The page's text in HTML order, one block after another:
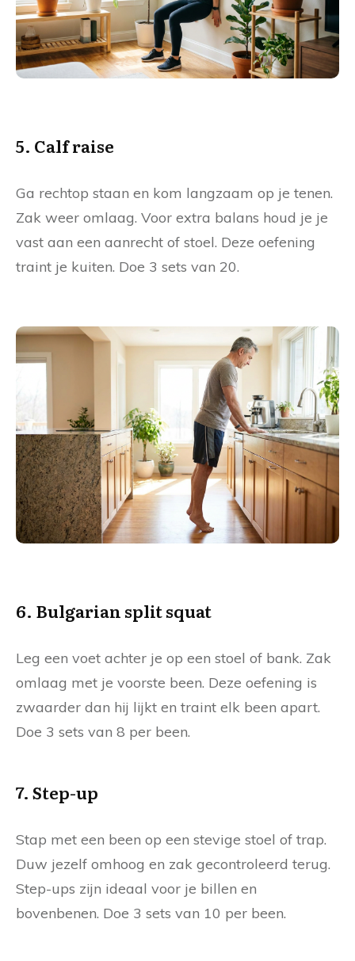
5. Calf raise
Ga rechtop staan en kom langzaam op je tenen.
Zak weer omlaag. Voor extra balans houd je je
vast aan een aanrecht of stoel. Deze oefening
traint je kuiten. Doe 3 sets van 20.
6. Bulgarian split squat
Leg een voet achter je op een stoel of bank. Zak
omlaag met je voorste been. Deze oefening is
zwaarder dan hij lijkt en traint elk been apart.
Doe 3 sets van 8 per been.
7. Step-up
Stap met een been op een stevige stoel of trap.
Duw jezelf omhoog en zak gecontroleerd terug.
Step-ups zijn ideaal voor je billen en
bovenbenen. Doe 3 sets van 10 per been.